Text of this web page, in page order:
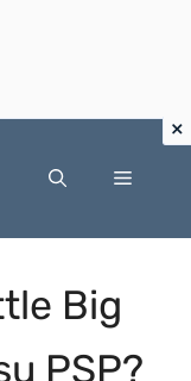
Menu
Big
PSP?